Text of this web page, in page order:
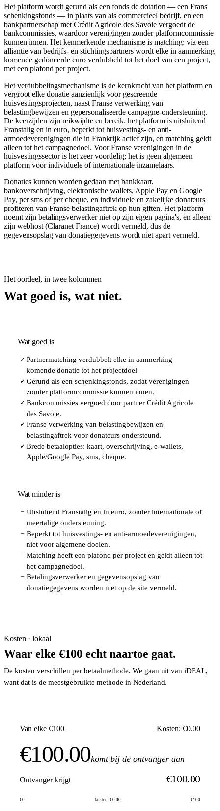
Het platform wordt gerund als een fonds de dotation — een Frans
schenkingsfonds — in plaats van als commercieel bedrijf, en een
bankpartnerschap met Crédit Agricole des Savoie vergoedt de
bankcommissies, waardoor verenigingen zonder platformcommissie
kunnen innen. Het kenmerkende mechanisme is matching: via een
alliantie van bedrijfs- en stichtingspartners wordt elke in aanmerking
komende gedoneerde euro verdubbeld tot het doel van een project,
met een plafond per project.
Het verdubbelingsmechanisme is de kernkracht van het platform en
vergroot elke donatie aanzienlijk voor gescreende
huisvestingsprojecten, naast Franse verwerking van
belastingbewijzen en gepersonaliseerde campagne-ondersteuning.
De keerzijden zijn reikwijdte en bereik: het platform is uitsluitend
Franstalig en in euro, beperkt tot huisvestings- en anti-
armoedeverenigingen die in Frankrijk actief zijn, en matching geldt
alleen tot het campagnedoel. Voor Franse verenigingen in de
huisvestingssector is het zeer voordelig; het is geen algemeen
platform voor individuele of internationale inzamelaars.
Donaties kunnen worden gedaan met bankkaart,
bankoverschrijving, elektronische wallets, Apple Pay en Google
Pay, per sms of per cheque, en individuele en zakelijke donateurs
profiteren van Franse belastingaftrek op hun giften. Het platform
noemt zijn betalingsverwerker niet op zijn eigen pagina's, en alleen
zijn webhost (Claranet France) wordt vermeld, dus de
gegevensopslag van donatiegegevens wordt niet apart vermeld.
Het oordeel, in twee kolommen
Wat goed is, wat niet.
Wat goed is
✓ Partnermatching verdubbelt elke in aanmerking
komende donatie tot het projectdoel.
✓ Gerund als een schenkingsfonds, zodat verenigingen
zonder platformcommissie kunnen innen.
✓ Bankcommissies vergoed door partner Crédit Agricole
des Savoie.
✓ Franse verwerking van belastingbewijzen en
belastingaftrek voor donateurs ondersteund.
✓ Brede betaalopties: kaart, overschrijving, e-wallets,
Apple/Google Pay, sms, cheque.
Wat minder is
− Uitsluitend Franstalig en in euro, zonder internationale of
meertalige ondersteuning.
− Beperkt tot huisvestings- en anti-armoedeverenigingen,
niet voor algemene doelen.
− Matching heeft een plafond per project en geldt alleen tot
het campagnedoel.
− Betalingsverwerker en gegevensopslag van
donatiegegevens worden niet op de site vermeld.
Kosten · lokaal
Waar elke €100 echt naartoe gaat.
De kosten verschillen per betaalmethode. We gaan uit van iDEAL,
want dat is de meestgebruikte methode in Nederland.
Van elke €100 Kosten: €0.00
€100.00komt bij de ontvanger aan
Ontvanger krijgt €100.00
€0 kosten: €0.00 €100